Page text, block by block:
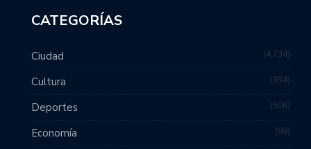
CATEGORÍAS
Ciudad 4,734
Cultura 354
Deportes 506
Economía 89